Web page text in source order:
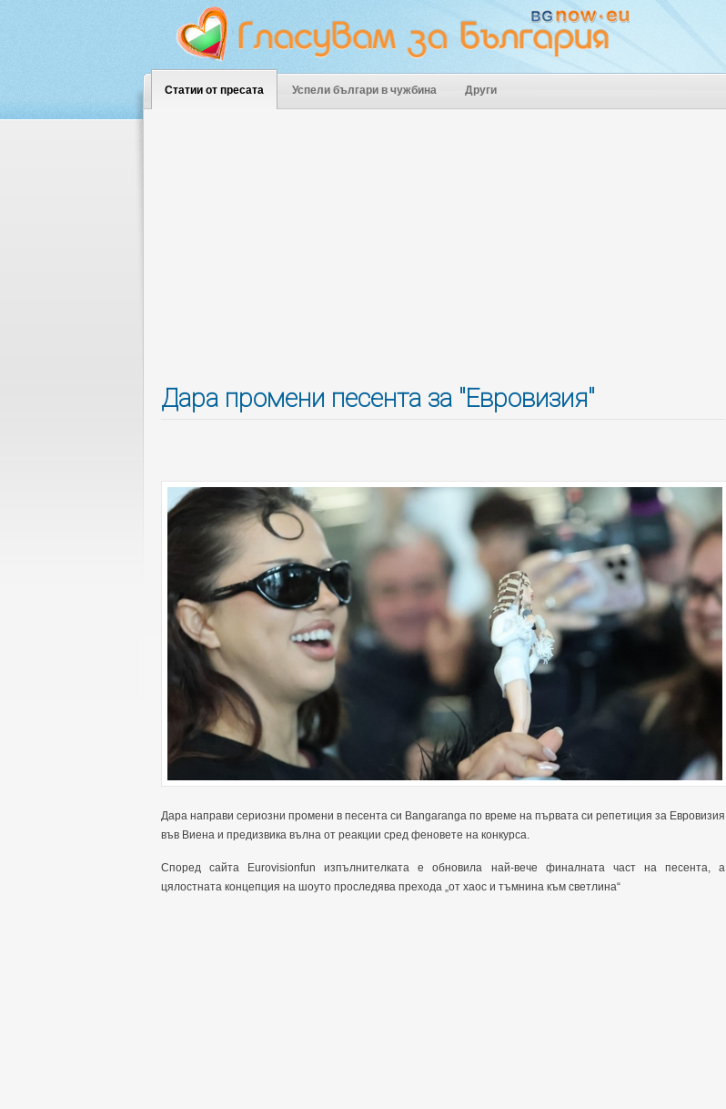
Статии от пресата Успели българи в чужбина Други
Дара промени песента за "Евровизия"
Дара направи сериозни промени в песента си Bangaranga по време на първата си репетиция за Евровизия
във Виена и предизвика вълна от реакции сред феновете на конкурса.
Според сайта Eurovisionfun изпълнителката е обновила най-вече финалната част на песента, а
цялостната концепция на шоуто проследява прехода „от хаос и тъмнина към светлина“